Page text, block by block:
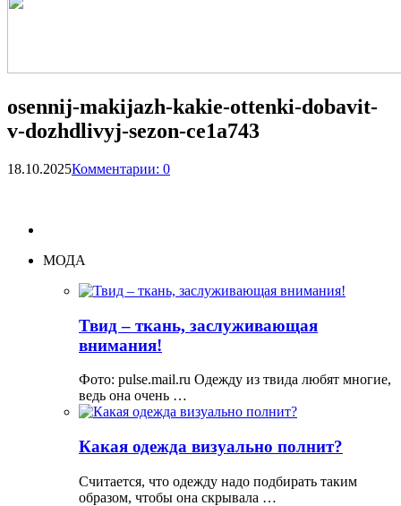
osennij-makijazh-kakie-ottenki-dobavit-
v-dozhdlivyj-sezon-ce1a743
18.10.2025Комментарии: 0
МОДА
Твид – ткань, заслуживающая
внимания!
Фото: pulse.mail.ru Одежду из твида любят многие,
ведь она очень …
Какая одежда визуально полнит?
Считается, что одежду надо подбирать таким
образом, чтобы она скрывала …